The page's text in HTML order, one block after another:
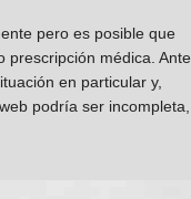
pero es posible que
prescripción médica. Ante
en particular y,
podría ser incompleta,